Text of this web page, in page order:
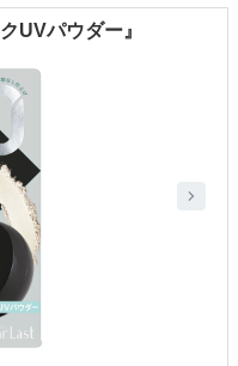
UVパウダー』